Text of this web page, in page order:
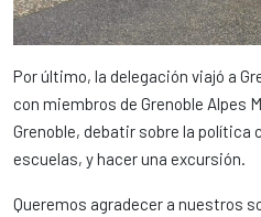
Por último, la delegación viajó a
con miembros de Grenoble Alpes
Grenoble, debatir sobre la política
escuelas, y hacer una excursión.
Queremos agradecer a nuestros